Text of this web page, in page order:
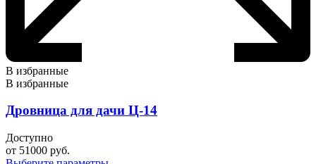
В избранные
В избранные
Дровница для дачи Ц-14
Доступно
от 51000 руб.